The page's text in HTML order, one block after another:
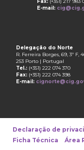
E-mail:
Delegação do Norte
R. Ferreira Borges, 69, 3º F,
253 Porto | Portugal
Tel.: (+351) 222 074 370
Fax: (+351) 222 074 398
E-mail:
Declaração de
Ficha Técnica
Área